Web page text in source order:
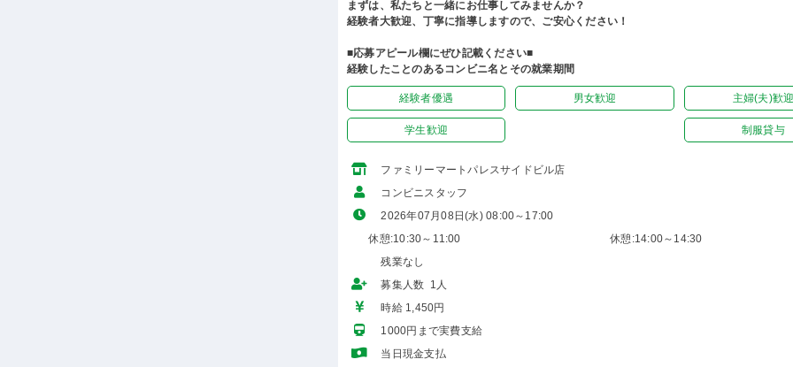
まずは、私たちと一緒にお仕事してみませんか？
経験者大歓迎、丁寧に指導しますので、ご安心ください！
■応募アピール欄にぜひ記載ください■
経験したことのあるコンビニ名とその就業期間
経験者優遇 男女歓迎 主婦(夫)歓
学生歓迎 制服貸与
ファミリーマートパレスサイドビル店
コンビニスタッフ
2026年07月08日(水) 08:00～17:00
休憩:10:30～11:00
休憩:14:00～14:30
残業なし
募集人数 1人
時給 1,450円
1000円まで実費支給
当日現金支払